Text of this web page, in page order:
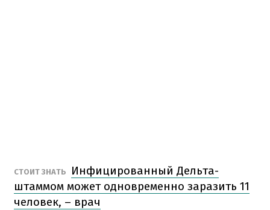
СТОИТ ЗНАТЬ
Инфицированный Дельта-
штаммом может одновременно заразить 11
человек, – врач